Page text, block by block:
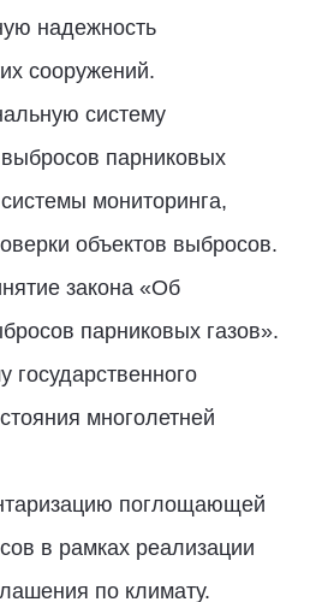
надежность
сооружений.
систему
парниковых
мониторинга,
объектов выбросов.
закона «Об
парниковых газов».
государственного
многолетней
поглощающей
в рамках реализации
по климату.